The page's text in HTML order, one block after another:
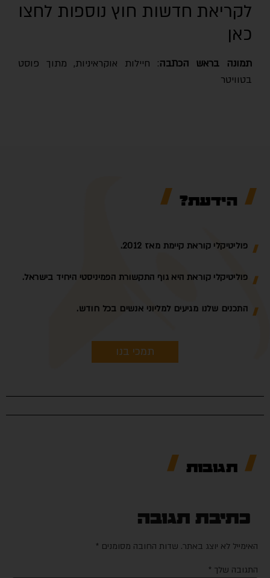
לקריאת חדשות חוץ נוספותלחצו
כאן
תמונה בראש הכתבה: חיילות אוקראיניות, מתוך פוסט
בטוויטר
הידעת?
פוליטיקלי קוראת קיימת מאז 2012.
פוליטיקלי קוראת היא גוף התקשורת הפמיניסטי היחיד בישראל.
התכנים שלנו מגיעים למליוני אנשים בכל חודש.
תמכי בנו
תגובות
כתיבת תגובה
לא יוצג באתר. שדות החובה מסומנים*
שלך *